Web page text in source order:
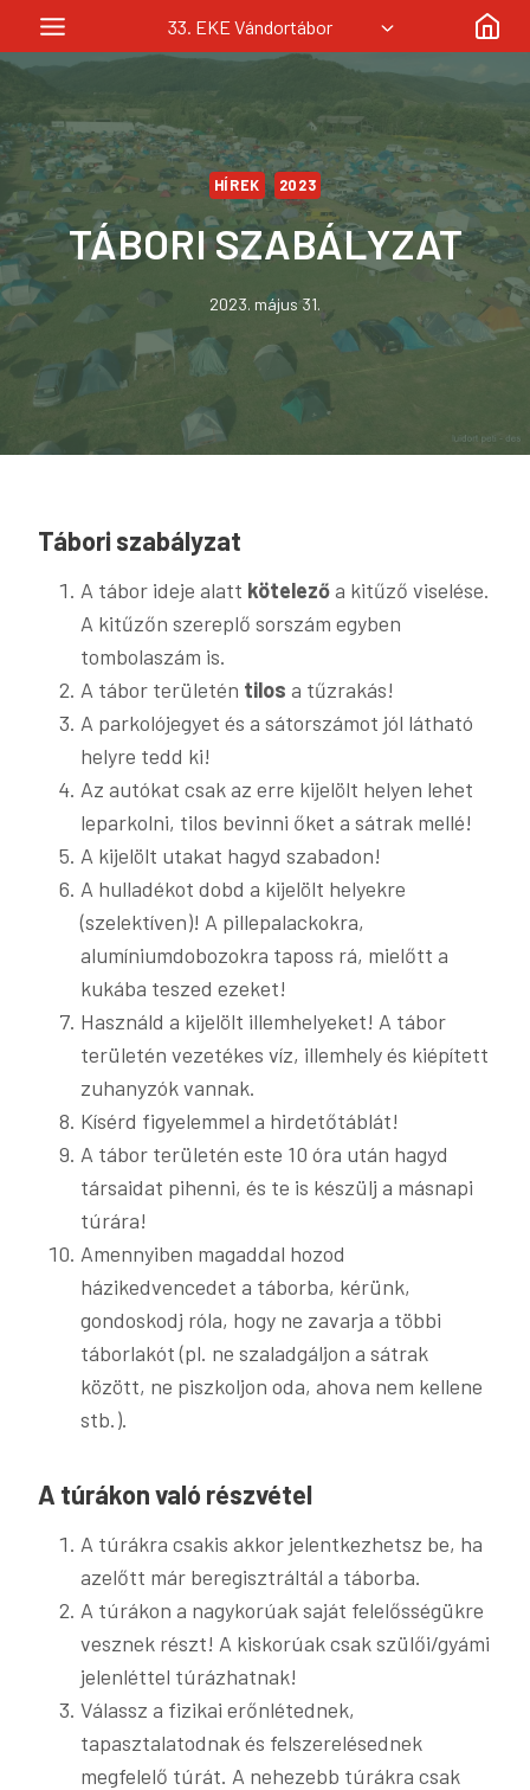
to
33. EKE Vándortábor
HÍREK 2023
TÁBORI SZABÁLYZAT
2023. május 31.
Tábori szabályzat
A tábor ideje alatt kötelezőa kitűző viselése.
A kitűzőn szereplő sorszám egyben
tombolaszám is.
A tábor területén tilos a tűzrakás!
A parkolójegyet és a sátorszámot jól látható
helyre tedd ki!
Az autókat csak az erre kijelölt helyen lehet
leparkolni, tilos bevinni őket a sátrak mellé!
A kijelölt utakat hagyd szabadon!
A hulladékot dobd a kijelölt helyekre
(szelektíven)! A pillepalackokra,
alumíniumdobozokra taposs rá, mielőtt a
kukába teszed ezeket!
Használd a kijelölt illemhelyeket! A tábor
területén vezetékes víz, illemhely és kiépített
zuhanyzók vannak.
Kísérd figyelemmel a hirdetőtáblát!
A tábor területén este 10 óra után hagyd
társaidat pihenni, és te is készülj a másnapi
túrára!
Amennyiben magaddal hozod
házikedvencedet a táborba, kérünk,
gondoskodj róla, hogy ne zavarja a többi
táborlakót (pl. ne szaladgáljon a sátrak
között, ne piszkoljon oda, ahova nem kellene
stb.).
A túrákon való részvétel
A túrákra csakis akkor jelentkezhetsz be, ha
azelőtt már beregisztráltál a táborba.
A túrákon a nagykorúak saját felelősségükre
vesznek részt! A kiskorúak csak szülői/gyámi
jelenléttel túrázhatnak!
Válassz a fizikai erőnlétednek,
tapasztalatodnak és felszerelésednek
megfelelő túrát. A nehezebb túrákra csak